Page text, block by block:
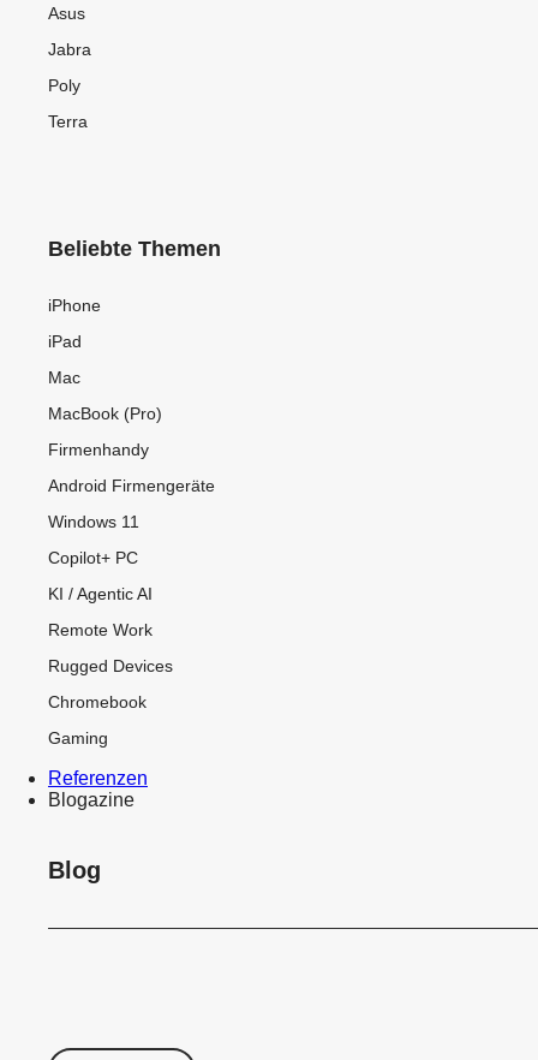
Asus
Jabra
Poly
Terra
Beliebte Themen
iPhone
iPad
Mac
MacBook (Pro)
Firmenhandy
Android Firmengeräte
Windows 11
Copilot+ PC
KI / Agentic AI
Remote Work
Rugged Devices
Chromebook
Gaming
Referenzen
Blogazine
Blog